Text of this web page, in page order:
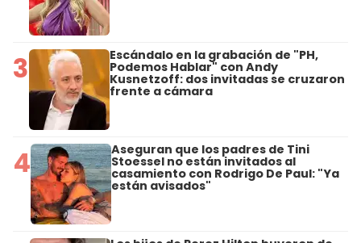
3 Escándalo en la grabación de "PH,
Podemos Hablar" con Andy
Kusnetzoff: dos invitadas se cruzaron
frente a cámara
4 Aseguran que los padres de Tini
Stoessel no están invitados al
casamiento con Rodrigo De Paul: "Ya
están avisados"